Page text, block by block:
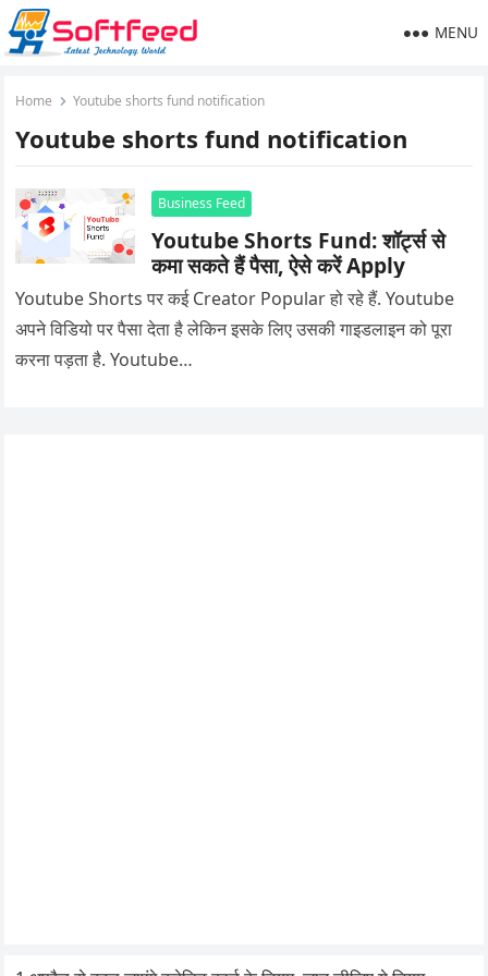
MENU
Home Youtube shorts fund notification
Youtube shorts fund notification
Business Feed
Youtube Shorts Fund: शॉर्ट्स से
कमा सकते हैं पैसा, ऐसे करें Apply
Youtube Shorts पर कई Creator Popular हो रहे हैं. Youtube
अपने विडियो पर पैसा देता है लेकिन इसके लिए उसकी गाइडलाइन को पूरा
करना पड़ता है. Youtube…